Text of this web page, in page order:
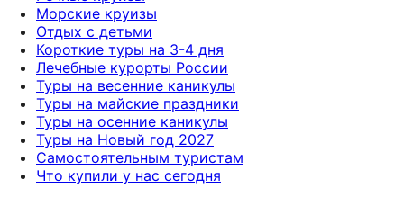
Морские круизы
Отдых с детьми
Короткие туры на 3-4 дня
Лечебные курорты России
Туры на весенние каникулы
Туры на майские праздники
Туры на осенние каникулы
Туры на Новый год 2027
Самостоятельным туристам
Что купили у нас сегодня